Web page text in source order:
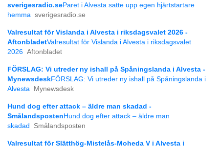
sverigesradio.seParet i Alvesta satte upp egen hjärtstartare
hemma sverigesradio.se
Valresultat för Vislanda i Alvesta i riksdagsvalet 2026 -
AftonbladetValresultat för Vislanda i Alvesta i riksdagsvalet
2026 Aftonbladet
FÖRSLAG: Vi utreder ny ishall på Spåningslanda i Alvesta -
MynewsdeskFÖRSLAG: Vi utreder ny ishall på Spåningslanda i
Alvesta
Mynewsdesk
Hund dog efter attack – äldre man skadad -
Smålandsposten Hund dog efter attack – äldre man
skadad
Smålandsposten
Valresultat för Slätthög-Mistelås-Moheda V i Alvesta i